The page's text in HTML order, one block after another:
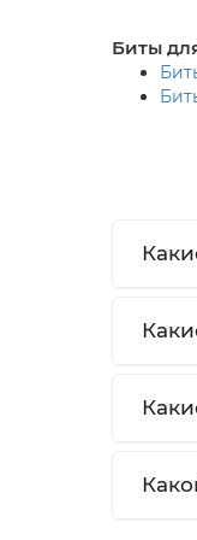
Биты